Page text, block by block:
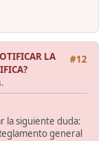
#12
LA
la siguiente duda:
general